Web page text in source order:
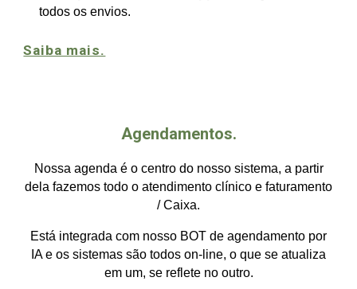
todos os envios.
Saiba mais.
Agendamentos.
Nossa agenda é o centro do nosso sistema, a partir
dela fazemos todo o atendimento clínico e faturamento
/ Caixa.
Está integrada com nosso BOT de agendamento por
IA e os sistemas são todos on-line, o que se atualiza
em um, se reflete no outro.